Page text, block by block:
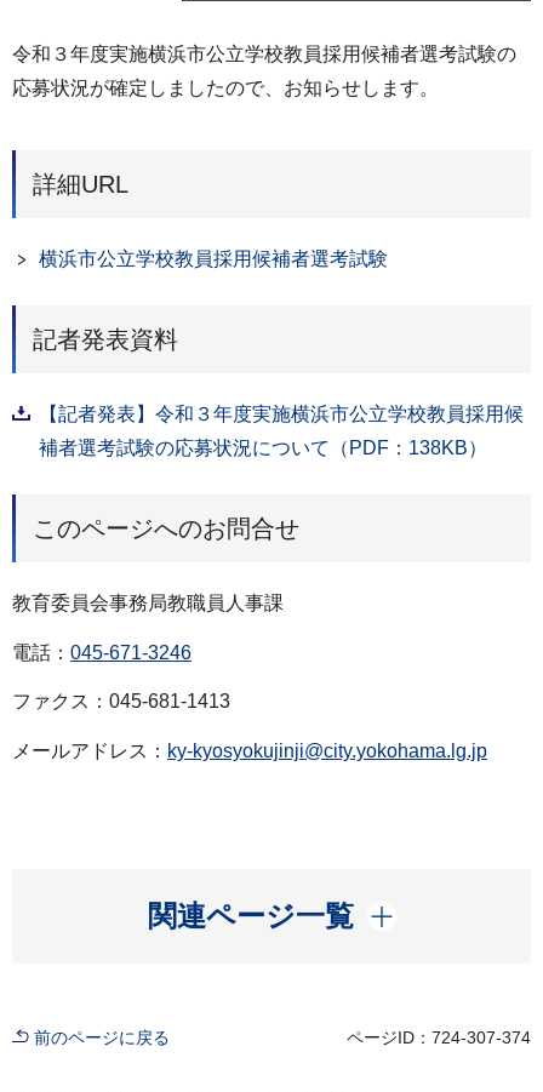
令和３年度実施横浜市公立学校教員採用候補者選考試験の
応募状況が確定しましたので、お知らせします。
詳細URL
横浜市公立学校教員採用候補者選考試験
記者発表資料
【記者発表】令和３年度実施横浜市公立学校教員採用候
補者選考試験の応募状況について（PDF：138KB）
このページへのお問合せ
教育委員会事務局教職員人事課
電話： 045-671-3246
ファクス：045-681-1413
メールアドレス： ky-kyosyokujinji@city.yokohama.lg.jp
関連ページ一覧
開く
前のページに戻る ページID：724-307-374